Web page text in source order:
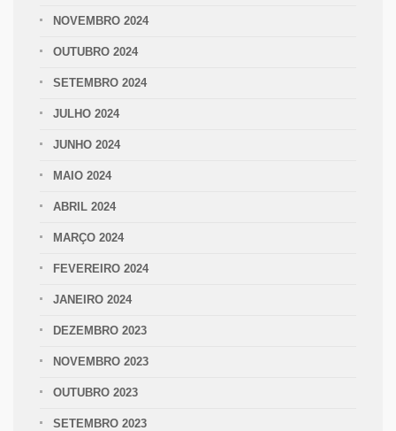
NOVEMBRO 2024
OUTUBRO 2024
SETEMBRO 2024
JULHO 2024
JUNHO 2024
MAIO 2024
ABRIL 2024
MARÇO 2024
FEVEREIRO 2024
JANEIRO 2024
DEZEMBRO 2023
NOVEMBRO 2023
OUTUBRO 2023
SETEMBRO 2023